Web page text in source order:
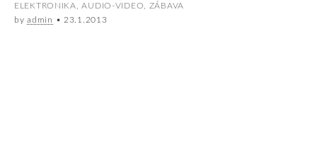
ELEKTRONIKA, AUDIO-VIDEO, ZÁBAVA
byadmin • 23.1.2013